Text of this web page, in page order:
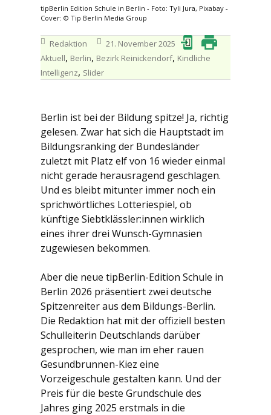
tipBerlin Edition Schule in Berlin - Foto: Tyli Jura, Pixabay -
Cover: © Tip Berlin Media Group
Redaktion
21. November 2025
Aktuell, Berlin, Bezirk Reinickendorf, Kindliche
Intelligenz, Slider
Berlin ist bei der Bildung spitze! Ja, richtig
gelesen. Zwar hat sich die Hauptstadt im
Bildungsranking der Bundesländer
zuletzt mit Platz elf von 16 wieder einmal
nicht gerade herausragend geschlagen.
Und es bleibt mitunter immer noch ein
sprichwörtliches Lotteriespiel, ob
künftige Siebtklässler:innen wirklich
eines ihrer drei Wunsch-Gymnasien
zugewiesen bekommen.
Aber die neue tipBerlin-Edition Schule in
Berlin 2026 präsentiert zwei deutsche
Spitzenreiter aus dem Bildungs-Berlin.
Die Redaktion hat mit der offiziell besten
Schulleiterin Deutschlands darüber
gesprochen, wie man im eher rauen
Gesundbrunnen-Kiez eine
Vorzeigeschule gestalten kann. Und der
Preis für die beste Grundschule des
Jahres ging 2025 erstmals in die